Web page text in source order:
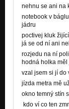
nehnu se ani na
notebook v
jádru
poctivej kluk
já se od ní ani
rozjedu na ní
hodná holka
vzal jsem si jí do
jízda metra mě
okno temný stín
kdo ví co ten